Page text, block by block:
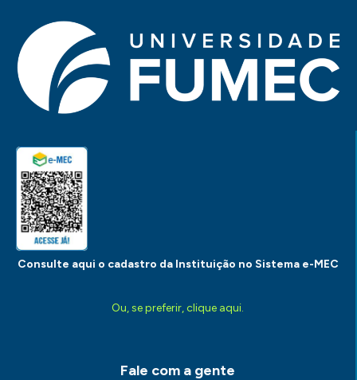
Consulte aqui o cadastro da Instituição no Sistema e-MEC
Ou, se preferir, clique aqui.
Fale com a gente